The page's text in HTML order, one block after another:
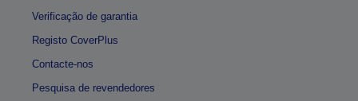
Verificação de garantia
Registo CoverPlus
Contacte-nos
Pesquisa de revendedores